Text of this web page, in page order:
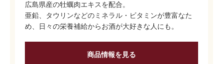
広島県産の牡蠣肉エキスを配合。
亜鉛、タウリンなどのミネラル・ビタミンが豊富なた
め、日々の栄養補給からお酒が大好きな人にも。
商品情報を見る